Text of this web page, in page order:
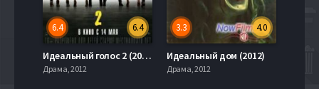
6.4
6.4
Идеальный голос 2 (2015)
Драма, 2012
4.0
3.3
Идеальный дом (2012)
Драма, 2012